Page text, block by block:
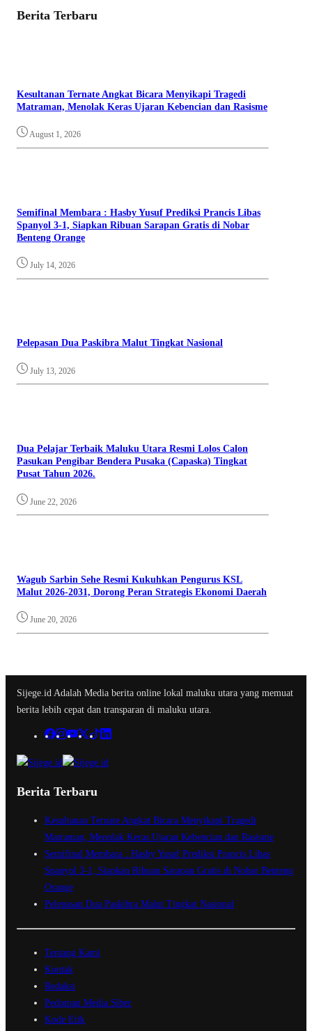
Berita Terbaru
Kesultanan Ternate Angkat Bicara Menyikapi Tragedi
Matraman, Menolak Keras Ujaran Kebencian dan Rasisme
August 1, 2026
Semifinal Membara : Hasby Yusuf Prediksi Prancis Libas
Spanyol 3-1, Siapkan Ribuan Sarapan Gratis di Nobar
Benteng Orange
July 14, 2026
Pelepasan Dua Paskibra Malut Tingkat Nasional
July 13, 2026
Dua Pelajar Terbaik Maluku Utara Resmi Lolos Calon
Pasukan Pengibar Bendera Pusaka (Capaska) Tingkat
Pusat Tahun 2026.
June 22, 2026
Wagub Sarbin Sehe Resmi Kukuhkan Pengurus KSL
Malut 2026-2031, Dorong Peran Strategis Ekonomi Daerah
June 20, 2026
Sijege.id Adalah Media berita online lokal maluku utara yang memuat
berita lebih cepat dan transparan di maluku utara.
Berita Terbaru
Kesultanan Ternate Angkat Bicara Menyikapi Tragedi
Matraman, Menolak Keras Ujaran Kebencian dan Rasisme
Semifinal Membara : Hasby Yusuf Prediksi Prancis Libas
Spanyol 3-1, Siapkan Ribuan Sarapan Gratis di Nobar Benteng
Orange
Pelepasan Dua Paskibra Malut Tingkat Nasional
Tentang Kami
Kontak
Redaksi
Pedoman Media Siber
Kode Etik